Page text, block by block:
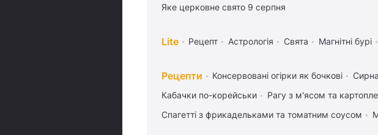
Яке церковне свято 9 серпня
Lite Рецепт Астрологія Свята Магнітні бурі
Рецепти Консервовані огірки як бочкові
Кабачки по-корейськи
Рагу з м'ясом та
Спагетті з фрикадельками та томатним соусом